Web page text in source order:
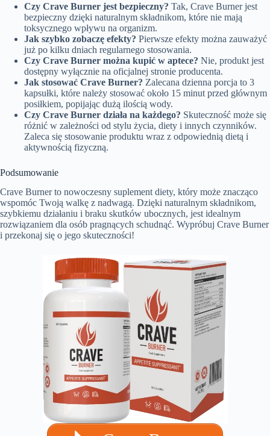
Czy Crave Burner jest bezpieczny? Tak, Crave Burner jest
bezpieczny dzięki naturalnym składnikom, które nie mają
toksycznego wpływu na organizm.
Jak szybko zobaczę efekty? Pierwsze efekty można zauważyć
już po kilku dniach regularnego stosowania.
Czy Crave Burner można kupić w aptece? Nie, produkt jest
dostępny wyłącznie na oficjalnej stronie producenta.
Jak stosować Crave Burner? Zalecana dzienna porcja to 3
kapsułki, które należy stosować około 15 minut przed głównym
posiłkiem, popijając dużą ilością wody.
Czy Crave Burner działa na każdego? Skuteczność może się
różnić w zależności od stylu życia, diety i innych czynników.
Zaleca się stosowanie produktu wraz z odpowiednią dietą i
aktywnością fizyczną.
Podsumowanie
Crave Burner to nowoczesny suplement diety, który może znacząco
wspomóc Twoją walkę z nadwagą. Dzięki naturalnym składnikom,
szybkiemu działaniu i braku skutków ubocznych, jest idealnym
rozwiązaniem dla osób pragnących schudnąć. Wypróbuj Crave Burner
i przekonaj się o jego skuteczności!